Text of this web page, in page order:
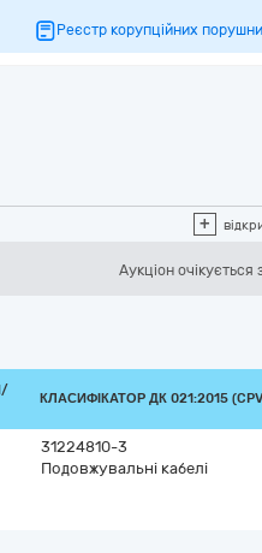
Реєстр корупційних
+
Аукціон очікується
КЛАСИФІКАТОР ДК 021:2015
31224810-3
Подовжувальні кабелі